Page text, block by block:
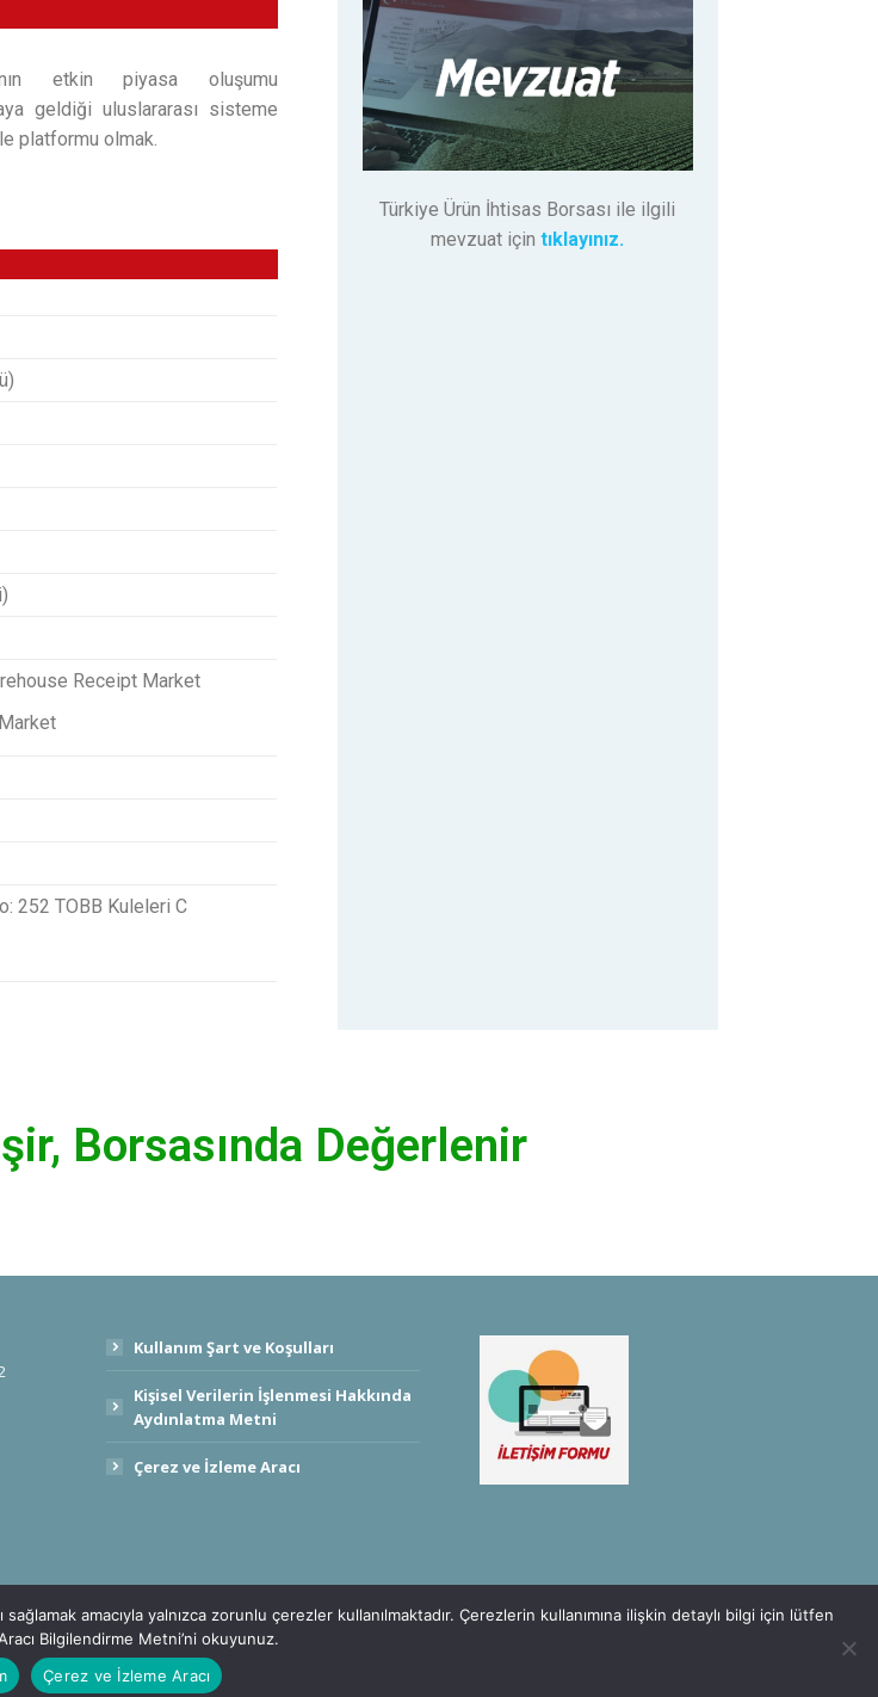
etkin piyasa oluşumu
geldiği uluslararası sisteme
platformu olmak.
Receipt Market
252 TOBB Kuleleri C
Türkiye Ürün İhtisas Borsası ile ilgili
mevzuat için tıklayınız.
Borsasında Değerlenir
Kullanım Şart ve Koşulları
Kişisel Verilerin İşlenmesi Hakkında
Aydınlatma Metni
Çerez ve İzleme Aracı
amacıyla yalnızca zorunlu çerezler kullanılmaktadır. Çerezlerin kullanımına ilişkin detaylı bilgi için lütfen
Bilgilendirme Metni’ni okuyunuz.
Çerez ve İzleme Aracı